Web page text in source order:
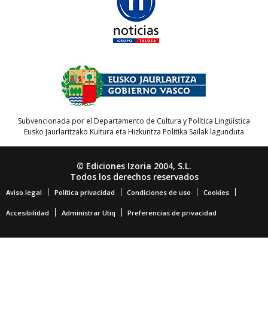
Subvencionada por el Departamento de Cultura y Política Lingüística
Eusko Jaurlaritzako Kultura eta Hizkuntza Politika Sailak lagunduta
© Ediciones Izoria 2004, S.L.
Todos los derechos reservados
Aviso legal Política privacidad Condiciones de uso Cookies
Accesibilidad Administrar Utiq Preferencias de privacidad